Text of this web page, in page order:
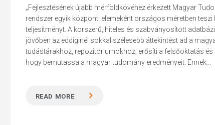
Hit enter to search or ESC to close
„Fejlesztésének újabb mérföldkövéhez érkezett Magyar
rendszer egyik központi elemeként országos méretben
teljesítményt. A korszerű, hiteles és szabványosított
jövőben az eddiginél sokkal szélesebb áttekintést ad a
tudástárakhoz, repozitóriumokhoz, erősíti a felsőoktatás és
hogy bemutassa a magyar tudomány eredményeit. Ennek...
READ MORE